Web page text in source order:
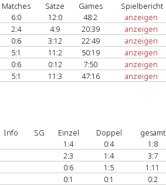
Matches Sätze Games
Spielbericht
6:0 12:0 48:2
anzeigen
2:4 4:9 20:39
anzeigen
0:6 3:12 22:49
anzeigen
5:1 11:2 50:19
anzeigen
0:6 0:12 7:50
anzeigen
5:1 11:3 47:16 anzeigen
Info SG Einzel Doppel
gesamt
1:4 0:4
1:8
2:3 1:4
3:7
0:6 1:5
1:11
0:1 0:1
0:2